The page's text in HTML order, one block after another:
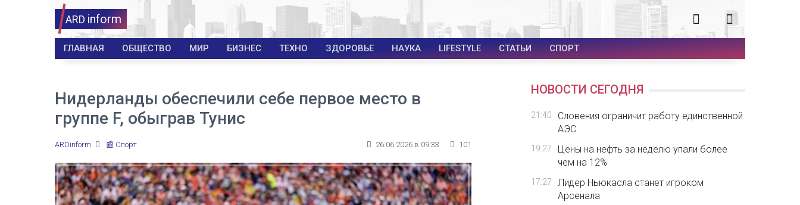
ARD inform
ГЛАВНАЯ ОБЩЕСТВО МИР БИЗНЕС ТЕХНО ЗДОРОВЬЕ НАУКА LIFESTYLE СТАТЬИ СПОРТ
Нидерланды обеспечили себе первое место в
группе F, обыграв Тунис
ARDinform 📰 Спорт 26.06.2026 в 09:33 101
НОВОСТИ СЕГОДНЯ
21:40
Словения ограничит работу единственной
АЭС
19:27
Цены на нефть за неделю упали более
чем на 12%
17:27
Лидер Ньюкасла станет игроком
Арсенала